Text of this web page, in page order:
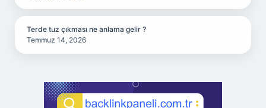
Terde tuz çıkması ne anlama gelir ?
Temmuz 14, 2026